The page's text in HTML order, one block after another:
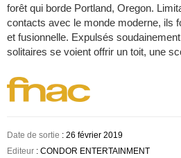
forêt qui borde Portland, Oregon.
contacts avec le monde moderne, ils
et fusionnelle. Expulsés
solitaires se voient offrir un toit, une
Date de sortie : 26 février 2019
Editeur : CONDOR ENTERTAINMENT